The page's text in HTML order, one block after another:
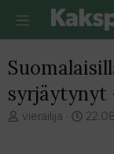
syrjäytynyt
V
vierailija
E